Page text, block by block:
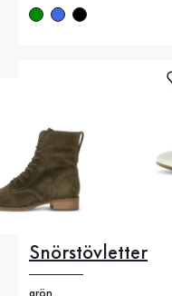
Snörstövletter
grön